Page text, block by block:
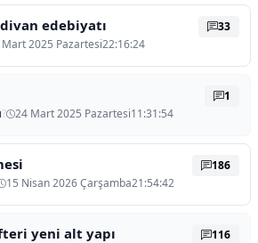
edebiyatı
2025 Pazartesi22:16:24
33
? 24 Mart 2025 Pazartesi11:31:54
1
15 Nisan 2026 Çarşamba21:54:42
186
yeni alt yapı 116